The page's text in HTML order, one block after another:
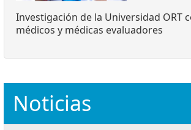
Investigación de la Universidad ORT
médicos y médicas evaluadores
Noticias